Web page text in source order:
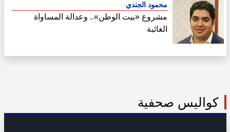
محمود الجندي
مشروع «بيت الوطن».. وعدالة المساواة
الغائبة
كواليس صحفية